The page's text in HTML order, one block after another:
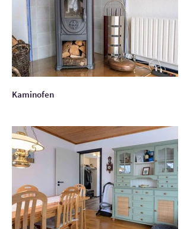
Kaminofen